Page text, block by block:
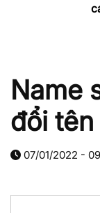
Name
đổi
07/01/2022 -